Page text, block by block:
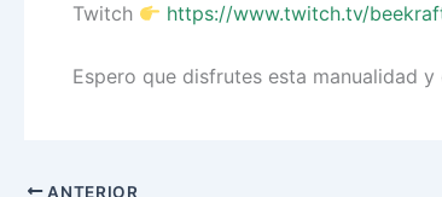
Twitch
https://www.twitch.tv/
Espero que disfrutes esta manualidad
ANTERIOR